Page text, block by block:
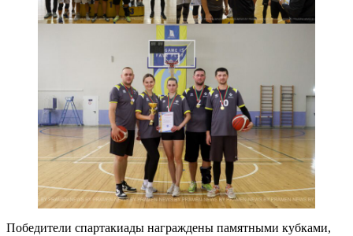
Победители спартакиады награждены памятными кубками,